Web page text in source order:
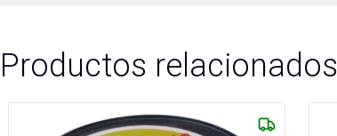
Productos relacionados